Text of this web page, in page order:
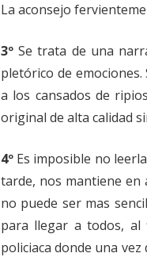
La aconsejo
3º Se trata de una
pletórico de
a los cansados de
original de alta calidad
4º Es imposible no
tarde, nos mantiene
no puede ser mas
para llegar a todos,
policiaca donde una